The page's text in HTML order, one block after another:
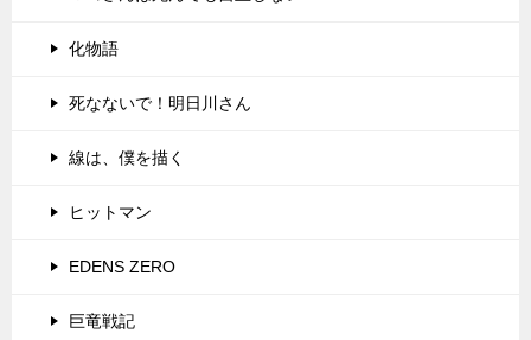
化物語
死なないで！明日川さん
線は、僕を描く
ヒットマン
EDENS ZERO
巨竜戦記